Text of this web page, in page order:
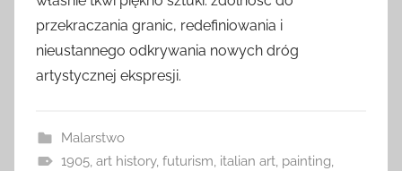
przekraczania granic, redefiniowania i
nieustannego odkrywania nowych dróg
artystycznej ekspresji.
Malarstwo
1905, art history, futurism, italian art, painting,